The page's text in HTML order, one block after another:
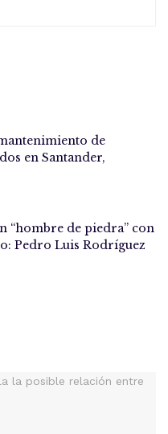
de
en Santander,
“hombre de piedra” con
Pedro Luis Rodríguez